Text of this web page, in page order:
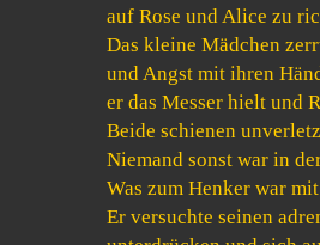
auf Rose und Alice zu
Das kleine Mädchen
und Angst mit ihren
er das Messer hielt und
Beide schienen
Niemand sonst war in
Was zum Henker war
Er versuchte seinen